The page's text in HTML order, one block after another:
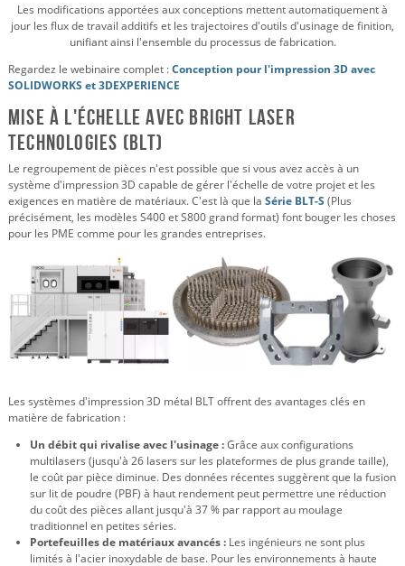
Les modifications apportées aux conceptions mettent automatiquement à
jour les flux de travail additifs et les trajectoires d'outils d'usinage de finition,
unifiant ainsi l'ensemble du processus de fabrication.
Regardez le webinaire complet :Conception pour l'impression 3D avec
SOLIDWORKS et 3DEXPERIENCE
Mise à l'échelle avec Bright Laser
Technologies (BLT)
Le regroupement de pièces n'est possible que si vous avez accès à un
système d'impression 3D capable de gérer l'échelle de votre projet et les
exigences en matière de matériaux. C'est là que la Série BLT-S (Plus
précisément, les modèles S400 et S800 grand format) font bouger les choses
pour les PME comme pour les grandes entreprises.
Les systèmes d'impression 3D métal BLT offrent des avantages clés en
matière de fabrication :
Un débit qui rivalise avec l'usinage :Grâce aux configurations
multilasers (jusqu'à 26 lasers sur les plateformes de plus grande taille),
le coût par pièce diminue. Des données récentes suggèrent que la fusion
sur lit de poudre (PBF) à haut rendement peut permettre une réduction
du coût des pièces allant jusqu'à 37 % par rapport au moulage
traditionnel en petites séries.
Portefeuilles de matériaux avancés : Les ingénieurs ne sont plus
limités à l'acier inoxydable de base. Pour les environnements à haute